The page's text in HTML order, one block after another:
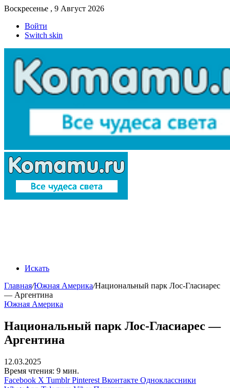
Воскресенье , 9 Август 2026
Войти
Switch skin
Искать
Главная/Южная Америка/Национальный парк Лос-Гласиарес
— Аргентина
Южная Америка
Национальный парк Лос-Гласиарес —
Аргентина
12.03.2025
Время чтения: 9 мин.
Facebook X Tumblr Pinterest Вконтакте Одноклассники